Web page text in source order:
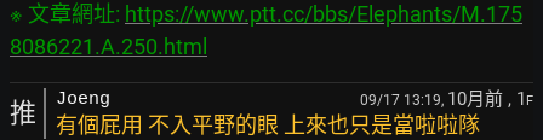
※ 文章網址: https://www.ptt.cc/bbs/Elephants/M.175
8086221.A.250.html
推 Joeng 09/17 13:19, 10月前 , 1 F
有個屁用 不入平野的眼 上來也只是當啦啦隊